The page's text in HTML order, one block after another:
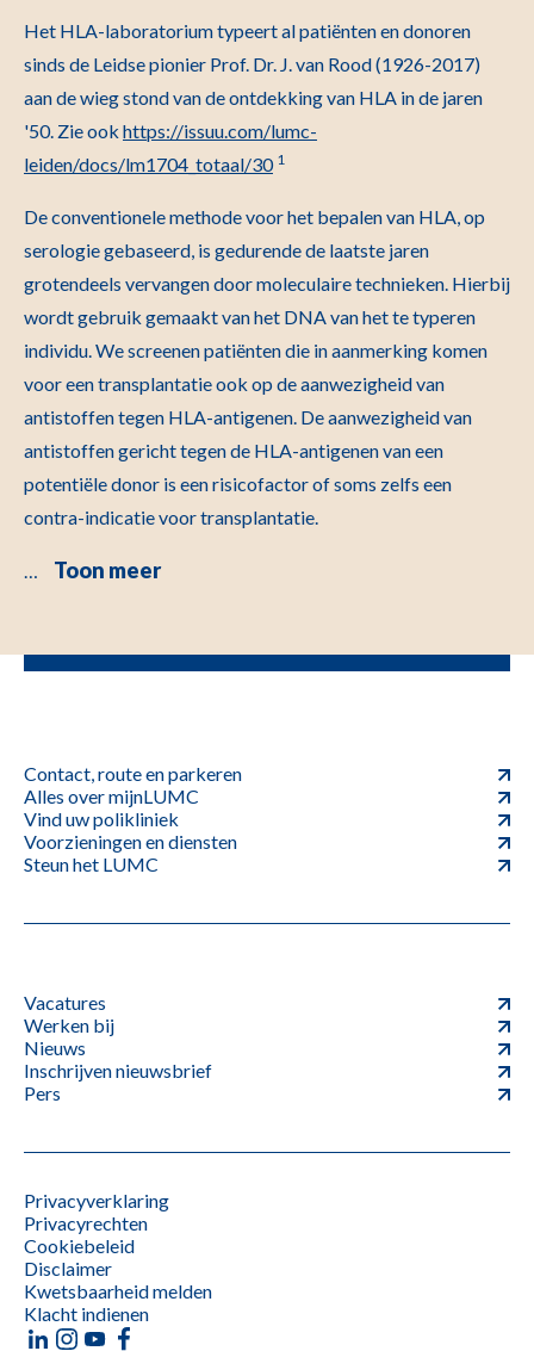
Het HLA-laboratorium typeert al patiënten en donoren
sinds de Leidse pionier Prof. Dr. J. van Rood (1926-2017)
aan de wieg stond van de ontdekking van HLA in de jaren
'50. Zie ook https://issuu.com/lumc-
leiden/docs/lm1704_totaal/30 1
De conventionele methode voor het bepalen van HLA, op
serologie gebaseerd, is gedurende de laatste jaren
grotendeels vervangen door moleculaire technieken. Hierbij
wordt gebruik gemaakt van het DNA van het te typeren
individu. We screenen patiënten die in aanmerking komen
voor een transplantatie ook op de aanwezigheid van
antistoffen tegen HLA-antigenen. De aanwezigheid van
antistoffen gericht tegen de HLA-antigenen van een
potentiële donor is een risicofactor of soms zelfs een
contra-indicatie voor transplantatie.
… Toon meer
Contact, route en parkeren
Alles over mijnLUMC
Vind uw polikliniek
Voorzieningen en diensten
Steun het LUMC
Vacatures
Werken bij
Nieuws
Inschrijven nieuwsbrief
Pers
Privacyverklaring
Privacyrechten
Cookiebeleid
Disclaimer
Kwetsbaarheid melden
Klacht indienen